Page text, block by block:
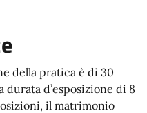
della pratica è di 30
d’esposizione di 8
il matrimonio